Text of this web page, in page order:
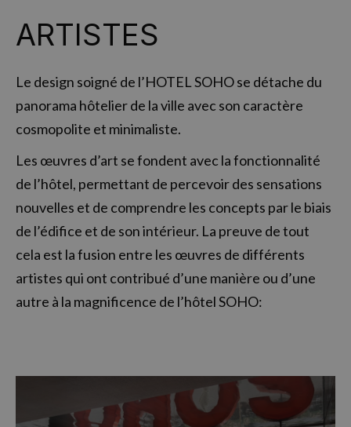
ARTISTES
Le design soigné de l’HOTEL SOHO se détache du
panorama hôtelier de la ville avec son caractère
cosmopolite et minimaliste.
Les œuvres d’art se fondent avec la fonctionnalité
de l’hôtel, permettant de percevoir des sensations
nouvelles et de comprendre les concepts par le biais
de l’édifice et de son intérieur. La preuve de tout
cela est la fusion entre les œuvres de différents
artistes qui ont contribué d’une manière ou d’une
autre à la magnificence de l’hôtel SOHO: